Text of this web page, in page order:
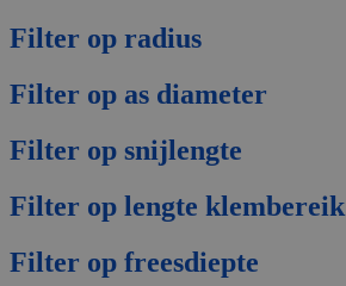
Filter op radius
Filter op as diameter
Filter op snijlengte
Filter op lengte klembereik
Filter op freesdiepte